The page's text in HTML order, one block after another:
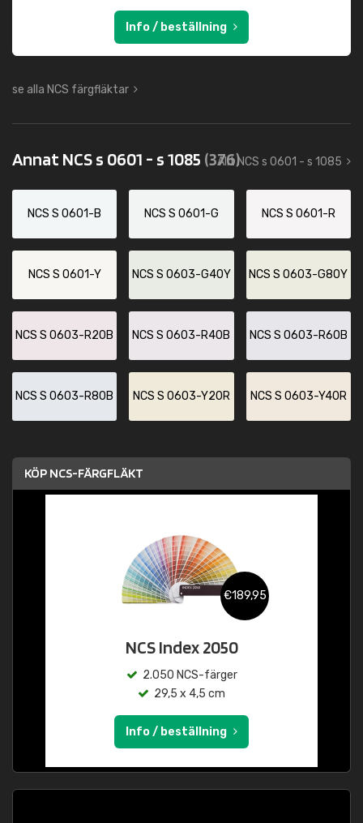
Info / beställning
se alla NCS färgfläktar
Annat NCS s 0601 - s 1085 (376)
Allt NCS s 0601 - s 1085
NCS S 0601-B NCS S 0601-G NCS S 0601-R
NCS S 0601-Y NCS S 0603-G40Y NCS S 0603-G80Y
NCS S 0603-R20B NCS S 0603-R40B NCS S 0603-R60B
NCS S 0603-R80B NCS S 0603-Y20R NCS S 0603-Y40R
KÖP NCS-FÄRGFLÄKT
€189,95
NCS Index 2050
2.050 NCS-färger
29,5 x 4,5 cm
Info / beställning